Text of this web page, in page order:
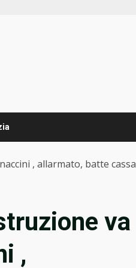
, allarmato, batte cassa
va
,